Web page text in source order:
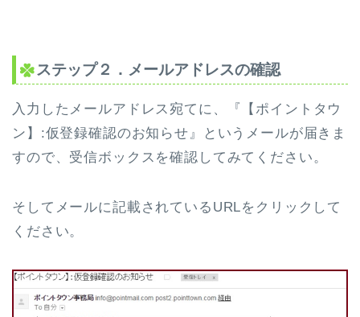
ステップ２．メールアドレスの確認
入力したメールアドレス宛てに、『【ポイントタウ
ン】:仮登録確認のお知らせ』というメールが届きま
すので、受信ボックスを確認してみてください。
そしてメールに記載されているURLをクリックして
ください。